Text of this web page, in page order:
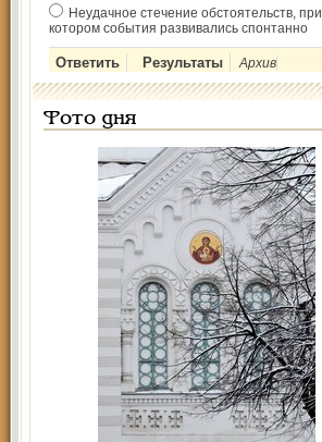
Неудачное стечение обстоятельств, при
котором события развивались спонтанно
Архив
Фото дня